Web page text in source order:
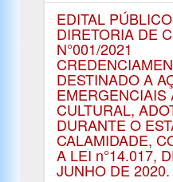
EDITAL
DIRETORIA DE
N°001/2021
DESTINADO A
EMERGENCIAIS
CULTURAL,
DURANTE O
CALAMIDADE,
A LEI n°14.017,
JUNHO DE 2020.